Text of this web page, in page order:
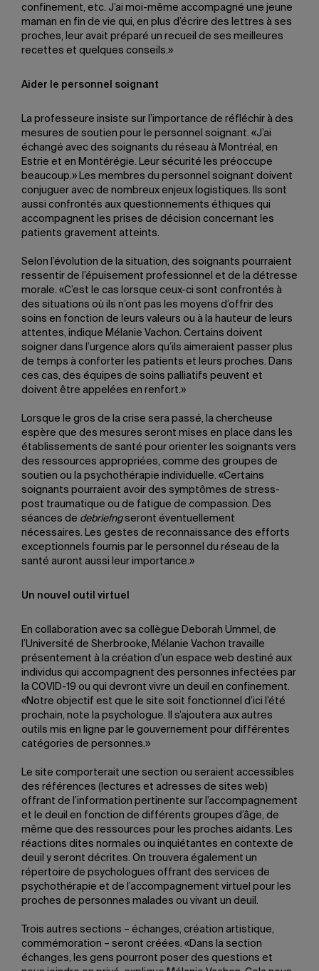
confinement, etc. J’ai moi-même accompagné une jeune
maman en fin de vie qui, en plus d’écrire des lettres à ses
proches, leur avait préparé un recueil de ses meilleures
recettes et quelques conseils.»
Aider le personnel soignant
La professeure insiste sur l’importance de réfléchir à des
mesures de soutien pour le personnel soignant. «J’ai
échangé avec des soignants du réseau à Montréal, en
Estrie et en Montérégie. Leur sécurité les préoccupe
beaucoup.» Les membres du personnel soignant doivent
conjuguer avec de nombreux enjeux logistiques. Ils sont
aussi confrontés aux questionnements éthiques qui
accompagnent les prises de décision concernant les
patients gravement atteints.
Selon l’évolution de la situation, des soignants pourraient
ressentir de l’épuisement professionnel et de la détresse
morale. «C’est le cas lorsque ceux-ci sont confrontés à
des situations où ils n’ont pas les moyens d’offrir des
soins en fonction de leurs valeurs ou à la hauteur de leurs
attentes, indique Mélanie Vachon. Certains doivent
soigner dans l’urgence alors qu’ils aimeraient passer plus
de temps à conforter les patients et leurs proches. Dans
ces cas, des équipes de soins palliatifs peuvent et
doivent être appelées en renfort.»
Lorsque le gros de la crise sera passé, la chercheuse
espère que des mesures seront mises en place dans les
établissements de santé pour orienter les soignants vers
des ressources appropriées, comme des groupes de
soutien ou la psychothérapie individuelle. «Certains
soignants pourraient avoir des symptômes de stress-
post traumatique ou de fatigue de compassion. Des
séances de debriefngseront éventuellement
nécessaires. Les gestes de reconnaissance des efforts
exceptionnels fournis par le personnel du réseau de la
santé auront aussi leur importance.»
Un nouvel outil virtuel
En collaboration avec sa collègue Deborah Ummel, de
l’Université de Sherbrooke, Mélanie Vachon travaille
présentement à la création d’un espace web destiné aux
individus qui accompagnent des personnes infectées par
la COVID-19 ou qui devront vivre un deuil en confinement.
«Notre objectif est que le site soit fonctionnel d’ici l’été
prochain, note la psychologue. Il s’ajoutera aux autres
outils mis en ligne par le gouvernement pour différentes
catégories de personnes.»
Le site comporterait une section ou seraient accessibles
des références (lectures et adresses de sites web)
offrant de l’information pertinente sur l’accompagnement
et le deuil en fonction de différents groupes d’âge, de
même que des ressources pour les proches aidants. Les
réactions dites normales ou inquiétantes en contexte de
deuil y seront décrites. On trouvera également un
répertoire de psychologues offrant des services de
psychothérapie et de l’accompagnement virtuel pour les
proches de personnes malades ou vivant un deuil.
Trois autres sections – échanges, création artistique,
commémoration – seront créées. «Dans la section
échanges, les gens pourront poser des questions et